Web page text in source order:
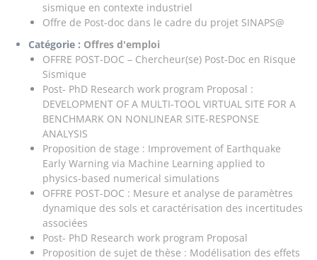
sismique en contexte industriel
Offre de Post-doc dans le cadre du projet SINAPS@
Catégorie : Offres d'emploi
OFFRE POST-DOC – Chercheur(se) Post-Doc en Risque
Sismique
Post- PhD Research work program Proposal :
DEVELOPMENT OF A MULTI-TOOL VIRTUAL SITE FOR A
BENCHMARK ON NONLINEAR SITE-RESPONSE
ANALYSIS
Proposition de stage : Improvement of Earthquake
Early Warning via Machine Learning applied to
physics-based numerical simulations
OFFRE POST-DOC : Mesure et analyse de paramètres
dynamique des sols et caractérisation des incertitudes
associées
Post- PhD Research work program Proposal
Proposition de sujet de thèse : Modélisation des effets